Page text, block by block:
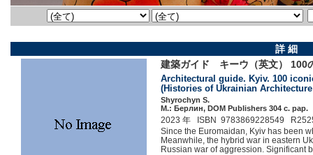
詳 細
建築ガイド キーウ（英文） 100
Architectural guide. Kyiv. 100
(Histories of Ukrainian
Shyrochyn S.
М.: Берлин, DOM Publishers 304 c. pap.
2023 年 ISBN 9783869228549
Since the Euromaidan, Kyiv has been
Meanwhile, the hybrid war in eastern
Russian war of aggression. Significant